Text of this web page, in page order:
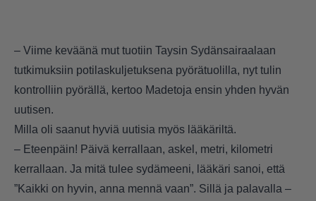
– Viime keväänä mut tuotiin Taysin Sydänsairaalaan
tutkimuksiin potilaskuljetuksena pyörätuolilla, nyt tulin
kontrolliin pyörällä, kertoo Madetoja ensin yhden hyvän
uutisen.
Milla oli saanut hyviä uutisia myös lääkäriltä.
– Eteenpäin! Päivä kerrallaan, askel, metri, kilometri
kerrallaan. Ja mitä tulee sydämeeni, lääkäri sanoi, että
”Kaikki on hyvin, anna mennä vaan”. Sillä ja palavalla –